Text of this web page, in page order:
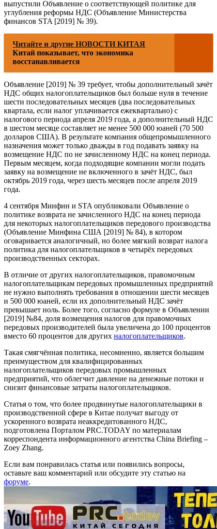
выпустили Объявление о соответствующей политике для
углубления реформы НДС (Объявление Министерства
финансов STA [2019] № 39).
Читайте и другие НОВОСТИ КИТАЯ
Китай показывает, что экономика
восстанавливается
Объявление [2019] № 39 требует, чтобы дополнительный зачёт
НДС общих налогоплательщиков был больше нуля в течение
шести последовательных месяцев (два последовательных
квартала, если налог уплачивается ежеквартально) с
налогового периода апреля 2019 года, а дополнительный НДС
в шестом месяце составляет не менее 500 000 юаней (70 500
долларов США). В результате компания общепромышленного
назначения может только дважды в год подавать заявку на
возмещение НДС по не зачисленному НДС на конец периода.
Первым месяцем, когда подходящие компании могли подать
заявку на возмещение не включенного в зачёт НДС, был
октябрь 2019 года, через шесть месяцев после апреля 2019
года.
4 сентября Минфин и STA опубликовали Объявление о
политике возврата не зачисленного НДС на конец периода
для некоторых налогоплательщиков передового производства
(Объявление Минфина США [2019] № 84), в котором
оговаривается аналогичный, но более мягкий возврат налога
политика для налогоплательщиков в четырёх передовых
производственных секторах.
В отличие от других налогоплательщиков, правомочным
налогоплательщикам передовых промышленных предприятий
не нужно выполнять требования в отношении шести месяцев
и 500 000 юаней, если их дополнительный НДС зачёт
превышает ноль. Более того, согласно формуле в Объявлении
[2019] №84, доля возмещения налогов для правомочных
передовых производителей была увеличена до 100 процентов
вместо 60 процентов для других налогоплательщиков.
Такая смягчённая политика, несомненно, является большим
преимуществом для квалифицированных
налогоплательщиков передовых промышленных
предприятий, что облегчит давление на денежные потоки и
снизит финансовые затраты налогоплательщиков.
Статья о том, что более продвинутые налогоплательщики в
производственной сфере в Китае получат выгоду от
ускоренного возврата неаккредитованного НДС,
подготовлена Порталом PRC.TODAY по материалам
корреспондента информационного агентства China Briefing –
Zoey Zhang.
Если вам понравилась статья или появились вопросы,
оставьте ваш комментарий или обсудите эту статью на
форуме.